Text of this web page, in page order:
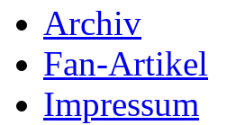
Archiv
Fan-Artikel
Impressum